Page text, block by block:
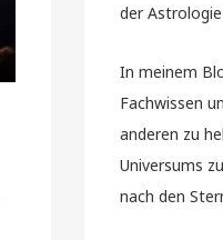
der
In meinem
Fachwissen
anderen zu
Universums
nach den